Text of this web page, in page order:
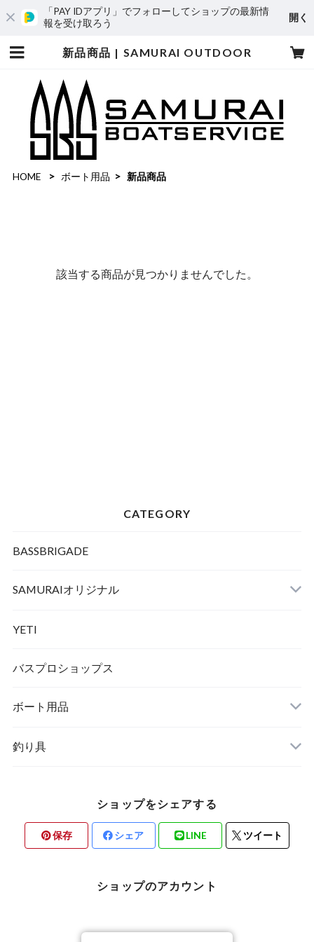
「PAY IDアプリ」でフォローしてショップの最新情
報を受け取ろう
開く
新品商品 | SAMURAI OUTDOOR
HOME ボート用品 新品商品
該当する商品が見つかりませんでした。
CATEGORY
BASSBRIGADE
SAMURAIオリジナル
YETI
バスプロショップス
ボート用品
新品商品
釣り具
ショップをシェアする
保存 シェア LINE ツイート
ショップのアカウント